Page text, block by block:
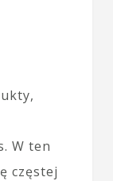
W ten
częstej